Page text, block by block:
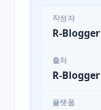
작성자
R-Blogger
출처
R-Blogger
플랫폼